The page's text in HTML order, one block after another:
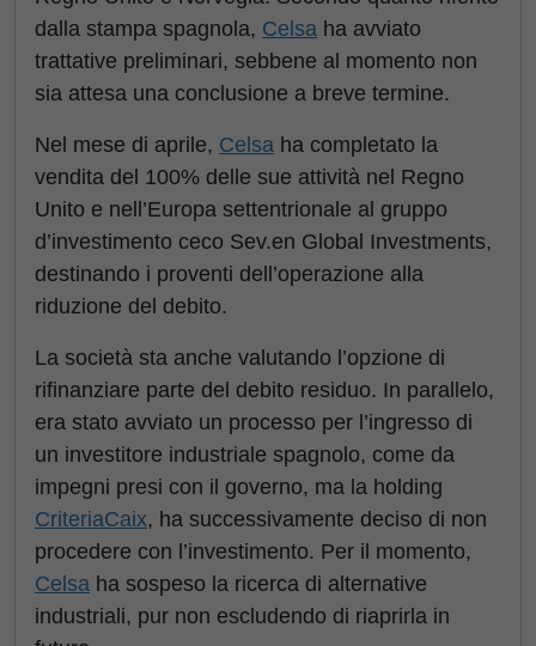
dalla stampa spagnola, Celsa ha avviato
trattative preliminari, sebbene al momento non
sia attesa una conclusione a breve termine.
Nel mese di aprile, Celsa ha completato la
vendita del 100% delle sue attività nel Regno
Unito e nell’Europa settentrionale al gruppo
d’investimento ceco Sev.en Global Investments,
destinando i proventi dell’operazione alla
riduzione del debito.
La società sta anche valutando l’opzione di
rifinanziare parte del debito residuo. In parallelo,
era stato avviato un processo per l’ingresso di
un investitore industriale spagnolo, come da
impegni presi con il governo, ma la holding
CriteriaCaix, ha successivamente deciso di non
procedere con l’investimento. Per il momento,
Celsa ha sospeso la ricerca di alternative
industriali, pur non escludendo di riaprirla in